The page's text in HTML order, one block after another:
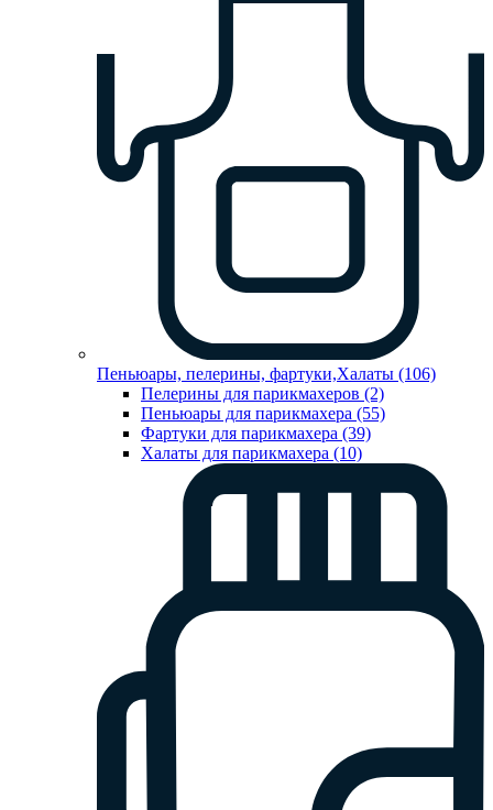
Пеньюары, пелерины, фартуки,Халаты (106)
Пелерины для парикмахеров (2)
Пеньюары для парикмахера (55)
Фартуки для парикмахера (39)
Халаты для парикмахера (10)